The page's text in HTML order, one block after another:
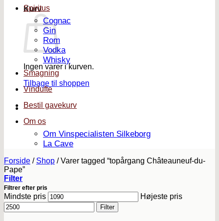
Kurv
Ingen varer i kurven.
Tilbage til shoppen
Spiritus
Cognac
Gin
Rom
Vodka
Whisky
Smagning
Vindufte
Bestil gavekurv
Om os
Om Vinspecialisten Silkeborg
La Cave
Forside / Shop /Varer tagged “topårgang Châteauneuf-du-
Pape”
Filter
Filtrer efter pris
Mindste pris Højeste pris
Filter